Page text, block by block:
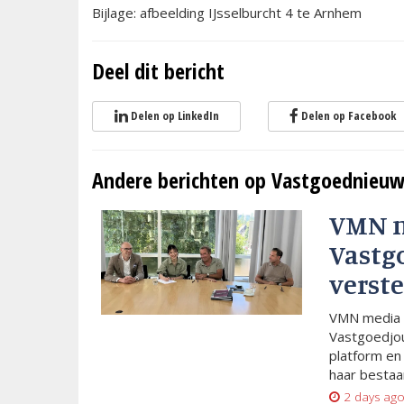
Bijlage: afbeelding IJsselburcht 4 te Arnhem
Deel dit bericht
Delen op LinkedIn Delen op Facebook
Andere berichten op
VMN
VMN
platform
haar
2 days